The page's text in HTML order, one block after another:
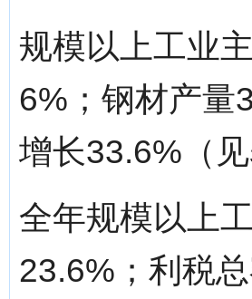
规模以上工业
6%；钢材产量
增长33.6%（见
全年规模以上
23.6%；利税